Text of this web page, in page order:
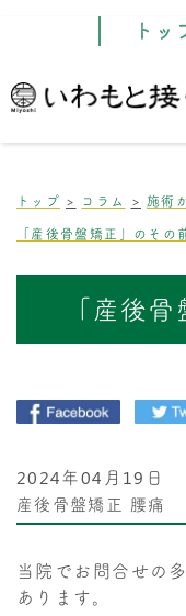
トッ
トップ コラム 施術
「産後骨盤矯正」のその
「産後
2024年04月19日
産後骨盤矯正 腰痛
当院でお問合せの
あります。